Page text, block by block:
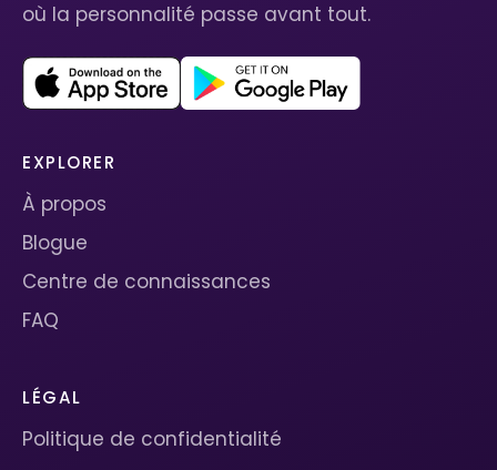
où la personnalité passe avant tout.
EXPLORER
À propos
Blogue
Centre de connaissances
FAQ
LÉGAL
Politique de confidentialité